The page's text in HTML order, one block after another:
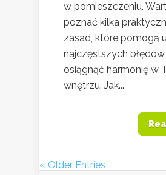
w pomieszczeniu.
poznać kilka
zasad, które pomogą
najczęstszych błędów
osiągnąć harmonię w
wnętrzu. Jak...
« Older Entries